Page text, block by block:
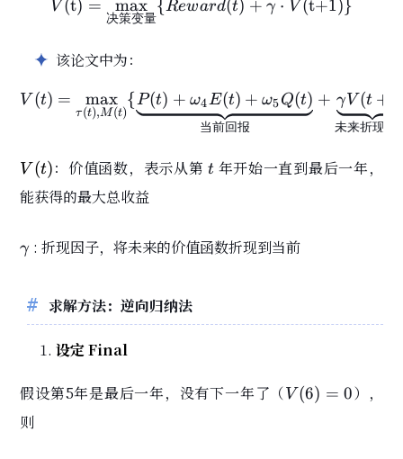
V(\text{t}) =
V (t) =
决策变量
max {Reward(t) + γ ⋅ V (t+1)}
该论文中为：
V(t) = \max_{\tau(t),
V (t) =
τ(t),M(t)
max {
当前回报
P(t) + ω4E(t) + ω5Q(t) +
未来折现价
γV (t +
V(t)
V (t)：价值函数，表示从第 t
t 年开始一直到最后一年，
能获得的最大总收益
\gamma
γ : 折现因子，将未来的价值函数折现到当前
求解方法：逆向归纳法
设定 Final
假设第5年是最后一年，没有下一年了（V(6)=0
V (6) = 0），
则